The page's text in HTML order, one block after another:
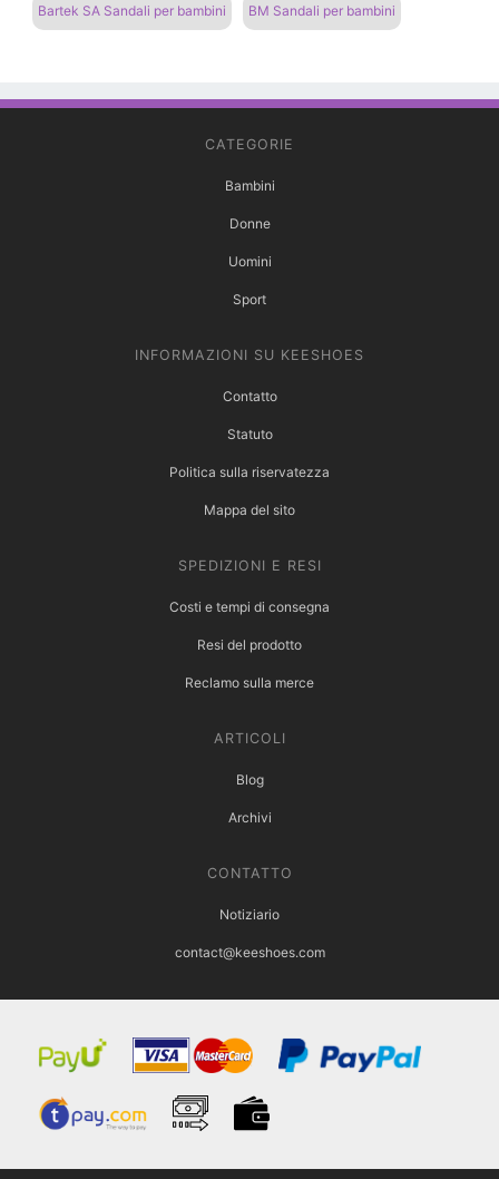
Bartek SA Sandali per bambini BM Sandali per bambini
CATEGORIE
Bambini
Donne
Uomini
Sport
INFORMAZIONI SU KEESHOES
Contatto
Statuto
Politica sulla riservatezza
Mappa del sito
SPEDIZIONI E RESI
Costi e tempi di consegna
Resi del prodotto
Reclamo sulla merce
ARTICOLI
Blog
Archivi
CONTATTO
Notiziario
contact@keeshoes.com